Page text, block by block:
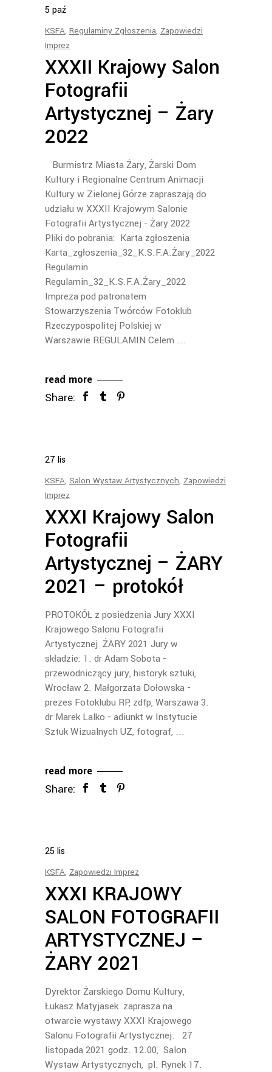
5 paź
KSFA, Regulaminy Zgłoszenia, Zapowiedzi
Imprez
XXXII Krajowy Salon
Fotografii
Artystycznej – Żary
2022
Burmistrz Miasta Żary, Żarski Dom
Kultury i Regionalne Centrum Animacji
Kultury w Zielonej Górze zapraszają do
udziału w XXXII Krajowym Salonie
Fotografii Artystycznej - Żary 2022
Pliki do pobrania: Karta zgłoszenia
Karta_zgłoszenia_32_K.S.F.A.Żary_2022
Regulamin
Regulamin_32_K.S.F.A.Żary_2022
Impreza pod patronatem
Stowarzyszenia Twórców Fotoklub
Rzeczypospolitej Polskiej w
Warszawie REGULAMIN Celem
read more
Share:
27 lis
KSFA, Salon Wystaw Artystycznych, Zapowiedzi
Imprez
XXXI Krajowy Salon
Fotografii
Artystycznej – ŻARY
2021 – protokół
PROTOKÓŁ z posiedzenia Jury XXXI
Krajowego Salonu Fotografii
Artystycznej ŻARY 2021 Jury w
składzie: 1. dr Adam Sobota -
przewodniczący jury, historyk sztuki,
Wrocław 2. Małgorzata Dołowska -
prezes Fotoklubu RP, zdfp, Warszawa 3.
dr Marek Lalko - adiunkt w Instytucie
Sztuk Wizualnych UZ, fotograf,
read more
Share:
25 lis
KSFA, Zapowiedzi Imprez
XXXI KRAJOWY
SALON FOTOGRAFII
ARTYSTYCZNEJ –
ŻARY 2021
Dyrektor Żarskiego Domu Kultury,
Łukasz Matyjasek zaprasza na
otwarcie wystawy XXXI Krajowego
Salonu Fotografii Artystycznej. 27
listopada 2021 godz. 12.00, Salon
Wystaw Artystycznych, pl. Rynek 17.